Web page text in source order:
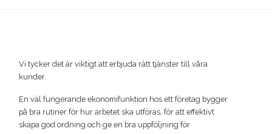
Vi tycker det är viktigt att erbjuda rätt tjänster till våra
kunder.
En väl fungerande ekonomifunktion hos ett företag bygger
på bra rutiner för hur arbetet ska utföras, för att effektivt
skapa god ordning och ge en bra uppföljning för